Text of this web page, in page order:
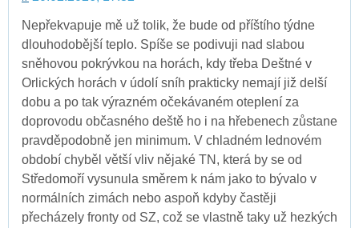
Nepřekvapuje mě už tolik, že bude od příštího týdne
dlouhodobější teplo. Spíše se podivuji nad slabou
sněhovou pokrývkou na horách, kdy třeba Deštné v
Orlických horách v údolí sníh prakticky nemají již delší
dobu a po tak výrazném očekávaném oteplení za
doprovodu občasného deště ho i na hřebenech zůstane
pravděpodobně jen minimum. V chladném lednovém
období chyběl větší vliv nějaké TN, která by se od
Středomoří vysunula směrem k nám jako to bývalo v
normálních zimách nebo aspoň kdyby častěji
přecházely fronty od SZ, což se vlastně taky už hezkých